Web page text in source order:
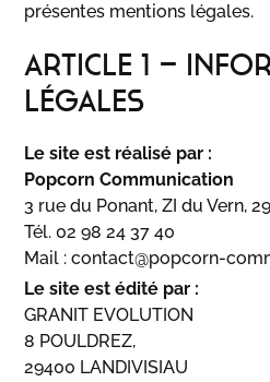
présentes mentions légales.
ARTICLE 1 –
LÉGALES
Le site est réalisé par :
Popcorn Communication
3 rue du Ponant, ZI du Vern,
Tél. 02 98 24 37 40
Mail :contact@popcorn-
Le site est édité par :
GRANIT EVOLUTION
8 POULDREZ,
29400 LANDIVISIAU